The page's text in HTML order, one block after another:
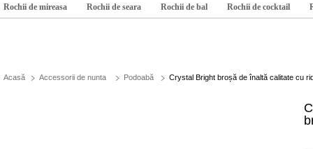
Rochii de mireasa Rochii de seara Rochii de bal Rochii de cocktail
Acasă Accessorii de nunta Podoabă Crystal Bright broșă de înaltă calitate cu